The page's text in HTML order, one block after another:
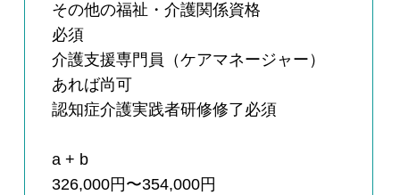
その他の福祉・介護関係資格
必須
介護支援専門員（ケアマネージャー）
あれば尚可
認知症介護実践者研修修了必須
a + b
326,000円〜354,000円